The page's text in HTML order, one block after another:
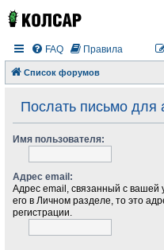
FAQ Правила
Список форумов
Послать письмо для
Имя пользователя:
Адрес email:
Адрес email, связанный с вашей
его в Личном разделе, то это
регистрации.